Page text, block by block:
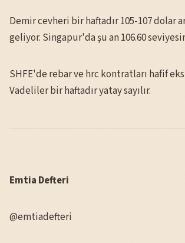
Demir cevheri bir haftadır 105-107 dolar
geliyor. Singapur'da şu an 106.60
SHFE'de rebar ve hrc kontratları hafif
Vadeliler bir haftadır yatay sayılır.
Emtia Defteri
@emtiadefteri